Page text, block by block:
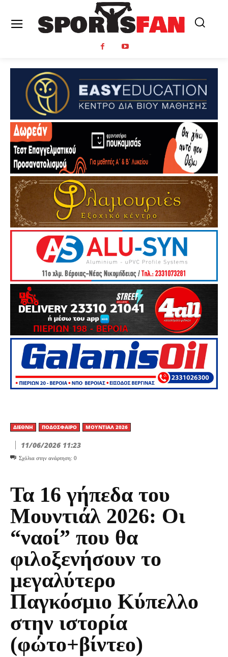
ΔΙΕΘΝΉ ΠΟΔΌΣΦΑΙΡΟ ΜΟΥΝΤΙΆΛ 2026
11/06/2026 11:23
Σχόλια στην ανάρτηση: 0
Τα 16 γήπεδα του
Μουντιάλ 2026: Οι
“ναοί” που θα
φιλοξενήσουν το
μεγαλύτερο
Παγκόσμιο Κύπελλο
στην ιστορία
(φώτο+βίντεο)